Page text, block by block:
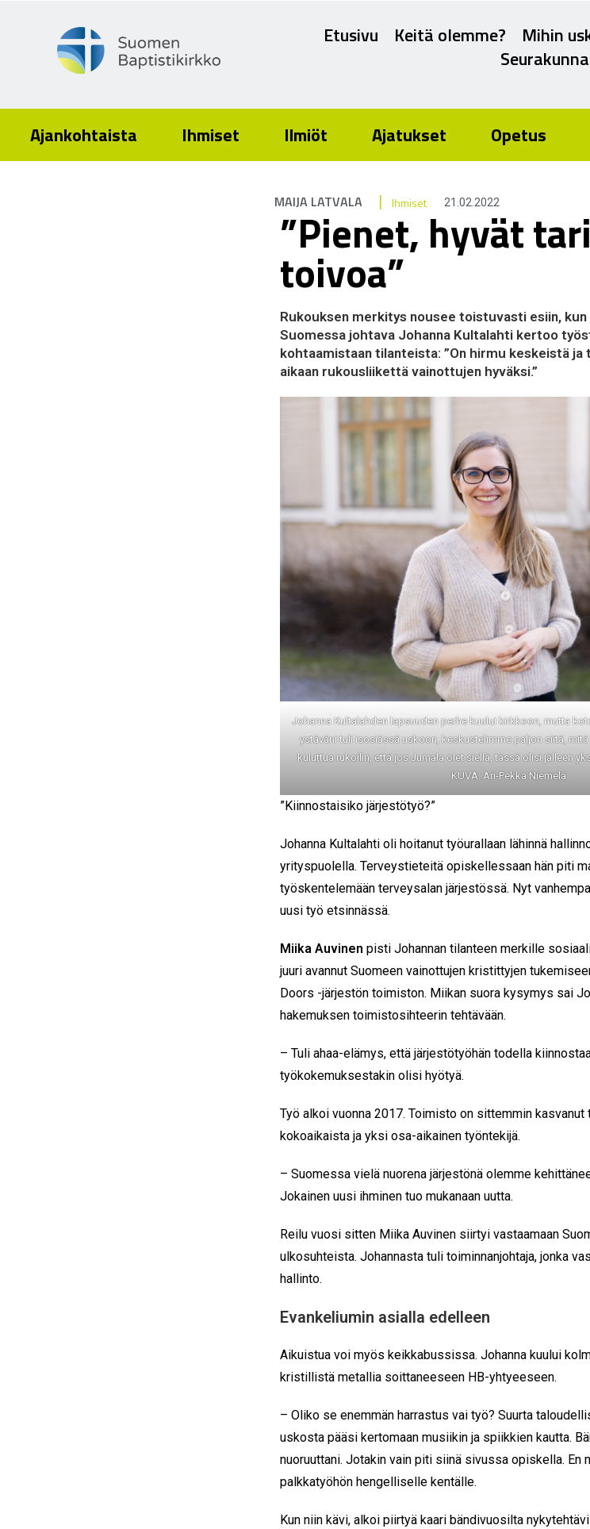
Etusivu Keitä olemme? Mihin
Ajankohtaista Ihmiset Ilmiöt Ajatukset Opetus
MAIJA LATVALA | Ihmiset 21.02.2022
”Pienet, hyvät
toivoa”
Rukouksen merkitys nousee toistuvasti esiin, kun
Suomessa johtava Johanna Kultalahti kertoo
kohtaamistaan tilanteista: ”On hirmu keskeistä ja
aikaan rukousliikettä vainottujen hyväksi.”
Johanna Kultalahden lapsuuden perhe kuului kirkkoon, mutta
ystäväni tuli isosiässä uskoon, keskustelimme paljon siitä,
kuluttua rukoilin, että jos Jumala olet siellä, tässä olisi jälleen
KUVA: Ari-Pekka Niemelä
”Kiinnostaisiko järjestötyö?”
Johanna Kultalahti oli hoitanut työurallaan lähinnä
yrityspuolella. Terveystieteitä opiskellessaan hän piti
työskentelemään terveysalan järjestössä. Nyt
uusi työ etsinnässä.
Miika Auvinen pisti Johannan tilanteen merkille
juuri avannut Suomeen vainottujen kristittyjen
Doors -järjestön toimiston. Miikan suora kysymys sai
hakemuksen toimistosihteerin tehtävään.
– Tuli ahaa-elämys, että järjestötyöhän todella
työkokemuksestakin olisi hyötyä.
Työ alkoi vuonna 2017. Toimisto on sittemmin
kokoaikaista ja yksi osa-aikainen työntekijä.
– Suomessa vielä nuorena järjestönä olemme
Jokainen uusi ihminen tuo mukanaan uutta.
Reilu vuosi sitten Miika Auvinen siirtyi vastaamaan
ulkosuhteista. Johannasta tuli toiminnanjohtaja, jonka
hallinto.
Evankeliumin asialla edelleen
Aikuistua voi myös keikkabussissa. Johanna kuului
kristillistä metallia soittaneeseen HB-yhtyeeseen.
– Oliko se enemmän harrastus vai työ? Suurta
uskosta pääsi kertomaan musiikin ja spiikkien kautta.
nuoruuttani. Jotakin vain piti siinä sivussa opiskella. En
palkkatyöhön hengelliselle kentälle.
Kun niin kävi, alkoi piirtyä kaari bändivuosilta